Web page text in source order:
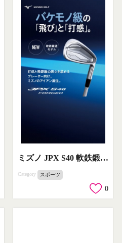
ミズノ JPX S40 軟鉄鍛造アイアン（飛び重視モデル）
Category スポーツ
0